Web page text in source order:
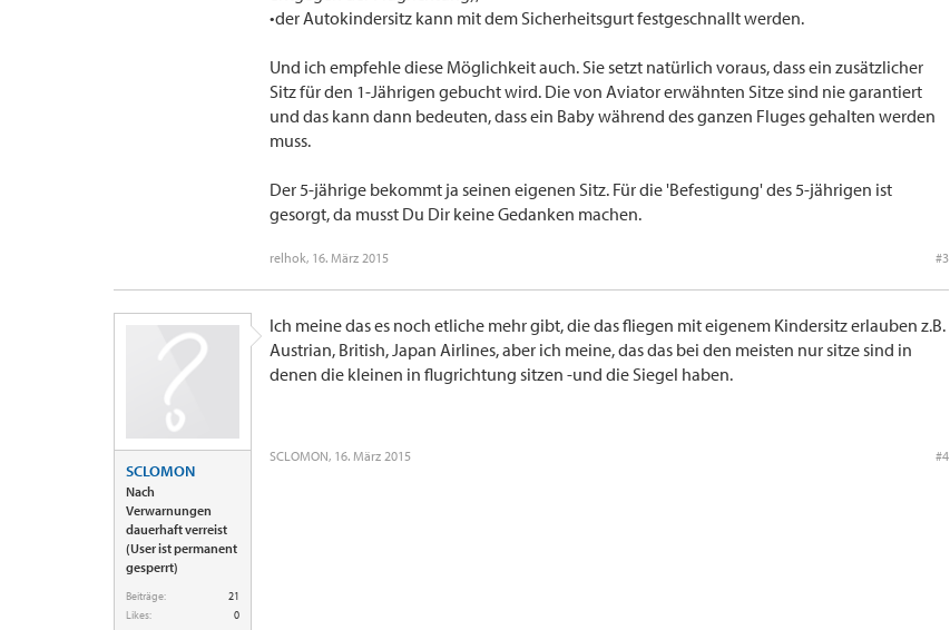
•der Autokindersitz kann mit dem Sicherheitsgurt festgeschnallt werden.
Und ich empfehle diese Möglichkeit auch. Sie setzt natürlich voraus, dass ein zusätzlicher
Sitz für den 1-Jährigen gebucht wird. Die von Aviator erwähnten Sitze sind nie garantiert
und das kann dann bedeuten, dass ein Baby während des ganzen Fluges gehalten werden
muss.
Der 5-jährige bekommt ja seinen eigenen Sitz. Für die 'Befestigung' des 5-jährigen ist
gesorgt, da musst Du Dir keine Gedanken machen.
relhok, 16. März 2015 #3
SCLOMON
Nach
Verwarnungen
dauerhaft verreist
(User ist permanent
gesperrt)
Beiträge:
21
Likes:
0
Ich meine das es noch etliche mehr gibt, die das fliegen mit eigenem Kindersitz erlauben z.B.
Austrian, British, Japan Airlines, aber ich meine, das das bei den meisten nur sitze sind in
denen die kleinen in flugrichtung sitzen -und die Siegel haben.
SCLOMON, 16. März 2015 #4